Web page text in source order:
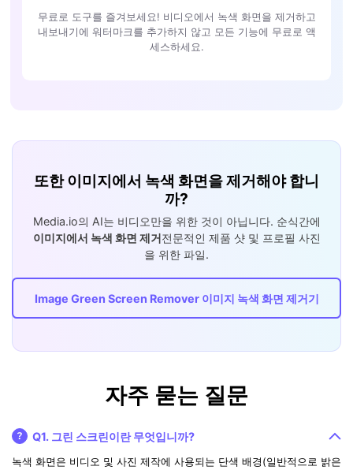
무료로 도구를 즐겨보세요! 비디오에서 녹색 화면을 제거하고
내보내기에 워터마크를 추가하지 않고 모든 기능에 무료로 액
세스하세요.
또한 이미지에서 녹색 화면을 제거해야 합니
까?
Media.io의 AI는 비디오만을 위한 것이 아닙니다. 순식간에
이미지에서 녹색 화면 제거전문적인 제품 샷 및 프로필 사진
을 위한 파일.
Image Green Screen Remover 이미지 녹색 화면 제거기
자주 묻는 질문
Q1. 그린 스크린이란 무엇입니까?
녹색 화면은 비디오 및 사진 제작에 사용되는 단색 배경(일반적으로 밝은